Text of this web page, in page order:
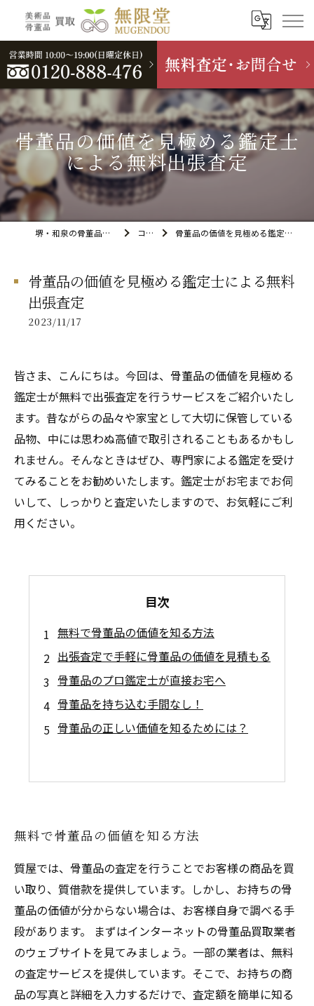
骨董品の価値を見極める鑑定士
による無料出張査定
堺・和泉の骨董品買取なら無限堂 コラム 骨董品の価値を見極める鑑定士による無料出張査定
骨董品の価値を見極める鑑定士による無料
出張査定
2023/11/17
皆さま、こんにちは。今回は、骨董品の価値を見極める
鑑定士が無料で出張査定を行うサービスをご紹介いたし
ます。昔ながらの品々や家宝として大切に保管している
品物、中には思わぬ高値で取引されることもあるかもし
れません。そんなときはぜひ、専門家による鑑定を受け
てみることをお勧めいたします。鑑定士がお宅までお伺
いして、しっかりと査定いたしますので、お気軽にご利
用ください。
目次
無料で骨董品の価値を知る方法
出張査定で手軽に骨董品の価値を見積もる
骨董品のプロ鑑定士が直接お宅へ
骨董品を持ち込む手間なし！
骨董品の正しい価値を知るためには？
無料で骨董品の価値を知る方法
質屋では、骨董品の査定を行うことでお客様の商品を買
い取り、質借款を提供しています。しかし、お持ちの骨
董品の価値が分からない場合は、お客様自身で調べる手
段があります。 まずはインターネットの骨董品買取業者
のウェブサイトを見てみましょう。一部の業者は、無料
の査定サービスを提供しています。そこで、お持ちの商
品の写真と詳細を入力するだけで、査定額を簡単に知る